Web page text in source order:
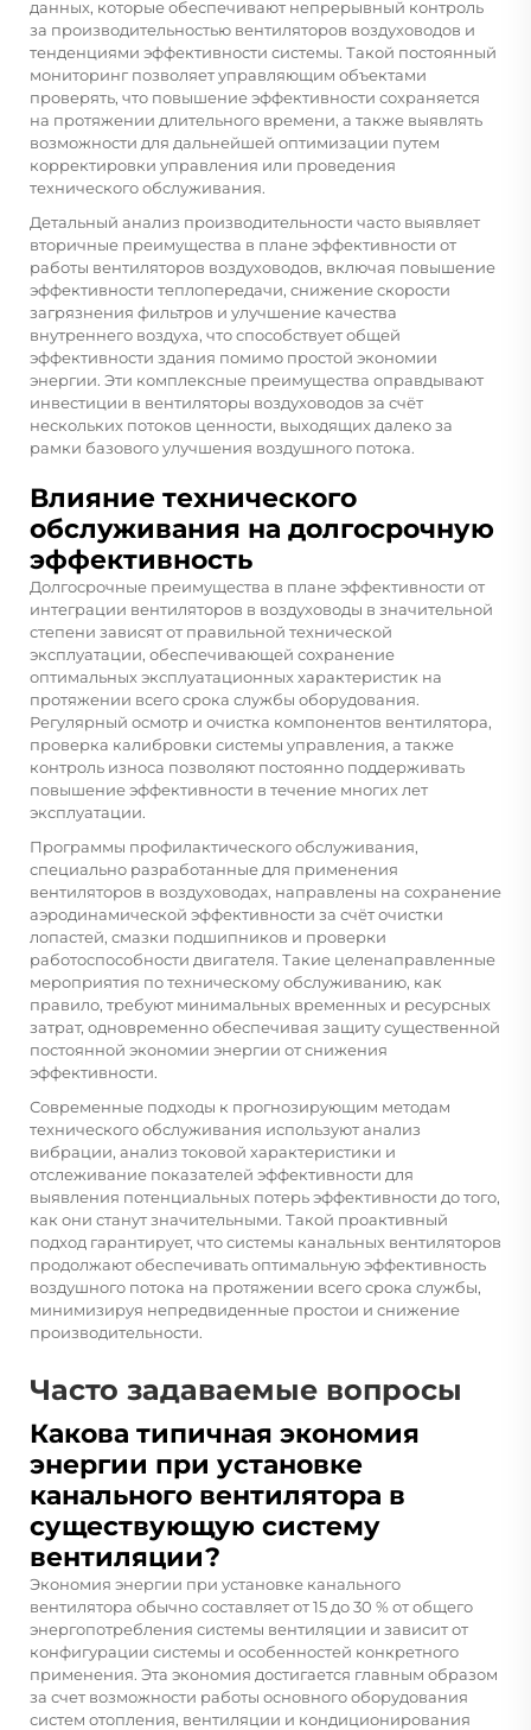
данных, которые обеспечивают непрерывный контроль
за производительностью вентиляторов воздуховодов и
тенденциями эффективности системы. Такой постоянный
мониторинг позволяет управляющим объектами
проверять, что повышение эффективности сохраняется
на протяжении длительного времени, а также выявлять
возможности для дальнейшей оптимизации путем
корректировки управления или проведения
технического обслуживания.
Детальный анализ производительности часто выявляет
вторичные преимущества в плане эффективности от
работы вентиляторов воздуховодов, включая повышение
эффективности теплопередачи, снижение скорости
загрязнения фильтров и улучшение качества
внутреннего воздуха, что способствует общей
эффективности здания помимо простой экономии
энергии. Эти комплексные преимущества оправдывают
инвестиции в вентиляторы воздуховодов за счёт
нескольких потоков ценности, выходящих далеко за
рамки базового улучшения воздушного потока.
Влияние технического
обслуживания на долгосрочную
эффективность
Долгосрочные преимущества в плане эффективности от
интеграции вентиляторов в воздуховоды в значительной
степени зависят от правильной технической
эксплуатации, обеспечивающей сохранение
оптимальных эксплуатационных характеристик на
протяжении всего срока службы оборудования.
Регулярный осмотр и очистка компонентов вентилятора,
проверка калибровки системы управления, а также
контроль износа позволяют постоянно поддерживать
повышение эффективности в течение многих лет
эксплуатации.
Программы профилактического обслуживания,
специально разработанные для применения
вентиляторов в воздуховодах, направлены на сохранение
аэродинамической эффективности за счёт очистки
лопастей, смазки подшипников и проверки
работоспособности двигателя. Такие целенаправленные
мероприятия по техническому обслуживанию, как
правило, требуют минимальных временных и ресурсных
затрат, одновременно обеспечивая защиту существенной
постоянной экономии энергии от снижения
эффективности.
Современные подходы к прогнозирующим методам
технического обслуживания используют анализ
вибрации, анализ токовой характеристики и
отслеживание показателей эффективности для
выявления потенциальных потерь эффективности до того,
как они станут значительными. Такой проактивный
подход гарантирует, что системы канальных вентиляторов
продолжают обеспечивать оптимальную эффективность
воздушного потока на протяжении всего срока службы,
минимизируя непредвиденные простои и снижение
производительности.
Часто задаваемые вопросы
Какова типичная экономия
энергии при установке
канального вентилятора в
существующую систему
вентиляции?
Экономия энергии при установке канального
вентилятора обычно составляет от 15 до 30 % от общего
энергопотребления системы вентиляции и зависит от
конфигурации системы и особенностей конкретного
применения. Эта экономия достигается главным образом
за счет возможности работы основного оборудования
систем отопления, вентиляции и кондиционирования